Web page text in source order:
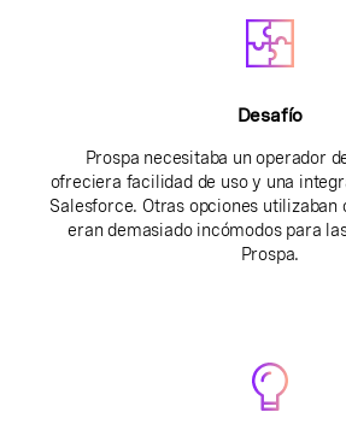
Desafío
Prospa necesitaba un operador
ofreciera facilidad de uso y una
Salesforce. Otras opciones utilizaban
eran demasiado incómodos para
Prospa.